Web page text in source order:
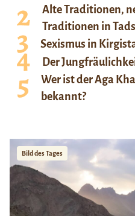
Alte Traditionen,
Traditionen in
Sexismus in
Der
Wer ist der Aga
bekannt?
Bild des Tages